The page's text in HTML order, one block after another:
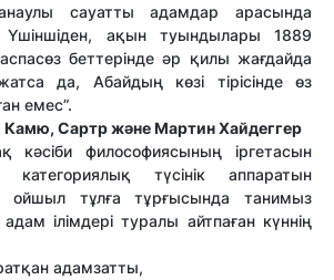
сауатты адамдар арасында
ақын туындылары 1889
беттерінде әр қилы жағдайда
да, Абайдың көзі тірісінде өз
емес”.
Камю, Сартр және Мартин Хайдеггер
кәсіби философиясының іргетасын
категориялық түсінік аппаратын
ойшыл тұлға тұрғысында танимыз
ілімдері туралы айтпаған күннің
адамзатты,